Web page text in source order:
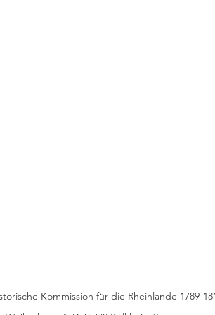
Kommission für die Rheinlande 1789-